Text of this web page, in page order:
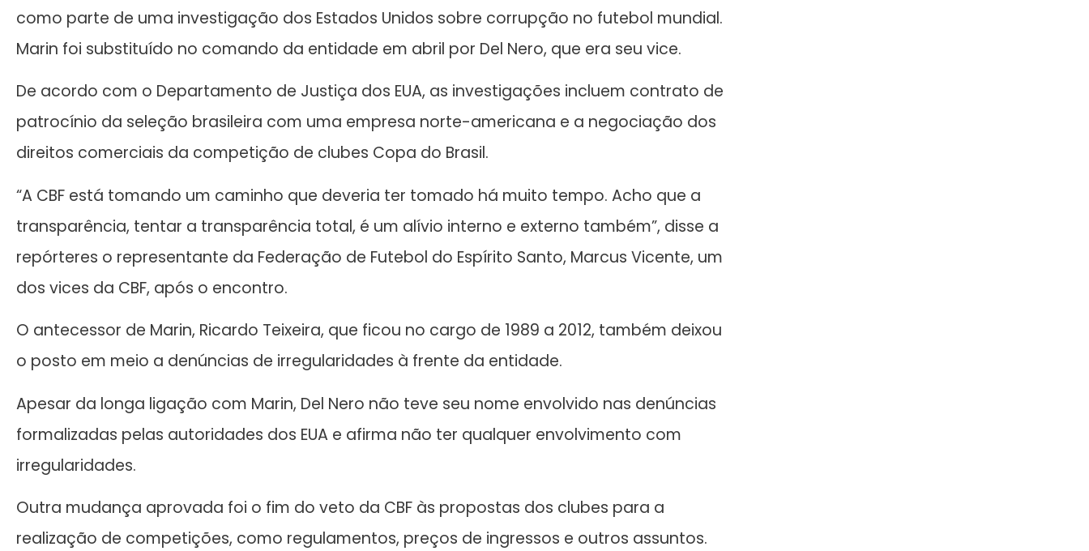
como parte de uma investigação dos Estados Unidos sobre corrupção no futebol mundial.
Marin foi substituído no comando da entidade em abril por Del Nero, que era seu vice.
De acordo com o Departamento de Justiça dos EUA, as investigações incluem contrato de
patrocínio da seleção brasileira com uma empresa norte-americana e a negociação dos
direitos comerciais da competição de clubes Copa do Brasil.
“A CBF está tomando um caminho que deveria ter tomado há muito tempo. Acho que a
transparência, tentar a transparência total, é um alívio interno e externo também”, disse a
repórteres o representante da Federação de Futebol do Espírito Santo, Marcus Vicente, um
dos vices da CBF, após o encontro.
O antecessor de Marin, Ricardo Teixeira, que ficou no cargo de 1989 a 2012, também deixou
o posto em meio a denúncias de irregularidades à frente da entidade.
Apesar da longa ligação com Marin, Del Nero não teve seu nome envolvido nas denúncias
formalizadas pelas autoridades dos EUA e afirma não ter qualquer envolvimento com
irregularidades.
Outra mudança aprovada foi o fim do veto da CBF às propostas dos clubes para a
realização de competições, como regulamentos, preços de ingressos e outros assuntos.